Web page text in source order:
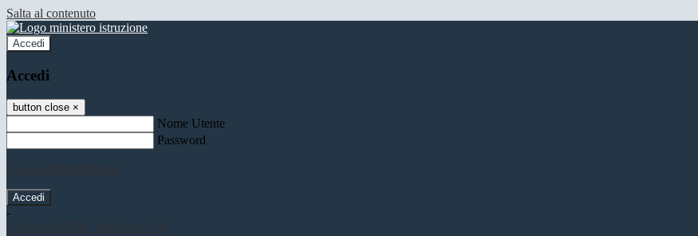
Salta al contenuto
Accedi
Accedi
button close ×
Nome Utente
Password
-